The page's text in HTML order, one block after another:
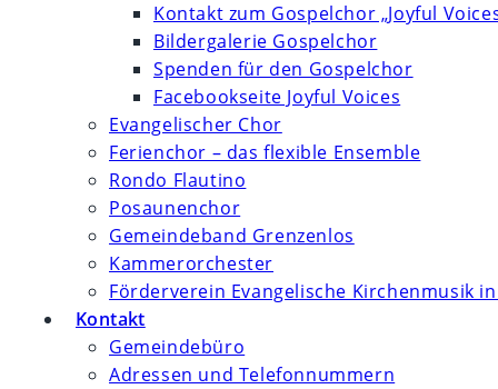
Kontakt zum Gospelchor „Joyful
Bildergalerie Gospelchor
Spenden für den Gospelchor
Facebookseite Joyful Voices
Evangelischer Chor
Ferienchor – das flexible Ensemble
Rondo Flautino
Posaunenchor
Gemeindeband Grenzenlos
Kammerorchester
Förderverein Evangelische Kirchenmusik
Kontakt
Gemeindebüro
Adressen und Telefonnummern